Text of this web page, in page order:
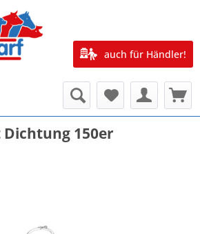
auch für Händler!
150er